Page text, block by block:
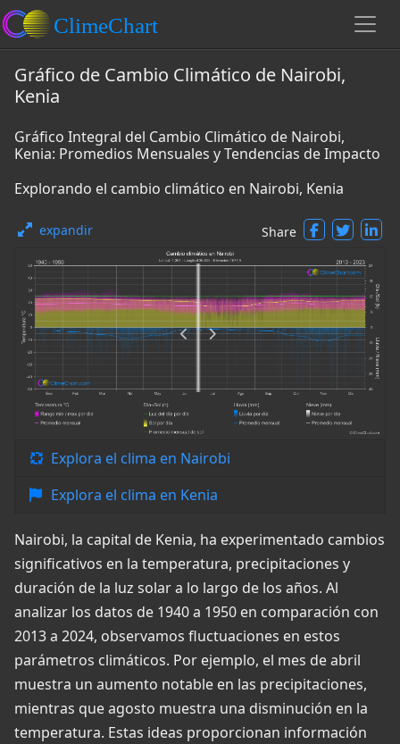
Gráfico de Cambio Climático de Nairobi,
Kenia
Gráfico Integral del Cambio Climático de Nairobi,
Kenia: Promedios Mensuales y Tendencias de Impacto
Explorando el cambio climático en Nairobi, Kenia
expandir Share
Explora el clima en Nairobi
Explora el clima en Kenia
Nairobi, la capital de Kenia, ha experimentado cambios
significativos en la temperatura, precipitaciones y
duración de la luz solar a lo largo de los años. Al
analizar los datos de 1940 a 1950 en comparación con
2013 a 2024, observamos fluctuaciones en estos
parámetros climáticos. Por ejemplo, el mes de abril
muestra un aumento notable en las precipitaciones,
mientras que agosto muestra una disminución en la
temperatura. Estas ideas proporcionan información